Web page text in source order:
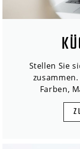
Stellen Sie
Farben,